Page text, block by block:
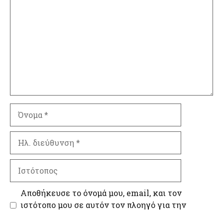
διεύθυνση
Αποθήκευσε το όνομά μου, email, και τον
ιστότοπο μου σε αυτόν τον πλοηγό για την